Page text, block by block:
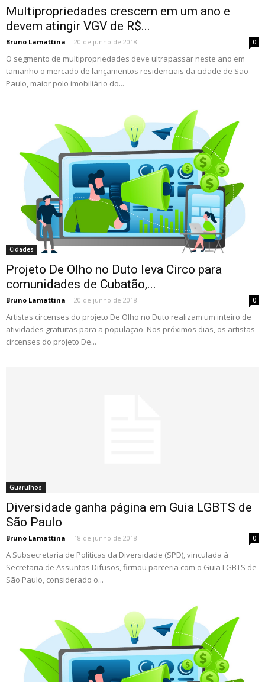
Multipropriedades crescem em um ano e
devem atingir VGV de R$...
Bruno Lamattina - 20 de junho de 2018 0
O segmento de multipropriedades deve ultrapassar neste ano em
tamanho o mercado de lançamentos residenciais da cidade de São
Paulo, maior polo imobiliário do...
Cidades
Projeto De Olho no Duto leva Circo para
comunidades de Cubatão,...
Bruno Lamattina - 20 de junho de 2018 0
Artistas circenses do projeto De Olho no Duto realizam um inteiro de
atividades gratuitas para a população Nos próximos dias, os artistas
circenses do projeto De...
Guarulhos
Diversidade ganha página em Guia LGBTS de
São Paulo
Bruno Lamattina - 18 de junho de 2018 0
A Subsecretaria de Políticas da Diversidade (SPD), vinculada à
Secretaria de Assuntos Difusos, firmou parceria com o Guia LGBTS de
São Paulo, considerado o...